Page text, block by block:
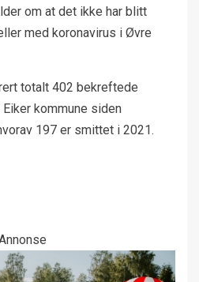
om at det ikke har blitt
med koronavirus i Øvre
totalt 402 bekreftede
kommune siden
197 er smittet i 2021.